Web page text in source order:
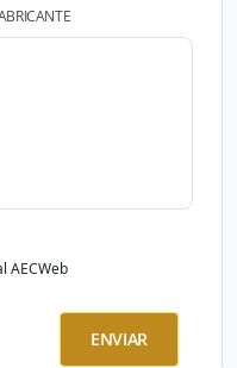
AECWeb
ENVIAR